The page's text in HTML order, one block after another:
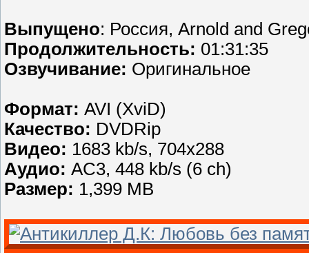
Выпущено: Россия, Arnold and
Продолжительность: 01:31:35
Озвучивание: Оригинальное
Формат: AVI (XviD)
Качество: DVDRip
Видео: 1683 kb/s, 704x288
Аудио: AC3, 448 kb/s (6 ch)
Размер: 1,399 MB